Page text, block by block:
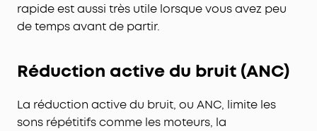
rapide est aussi très utile lorsque vous avez peu
de temps avant de partir.
Réduction active du bruit (ANC)
La réduction active du bruit, ou ANC, limite les
sons répétitifs comme les moteurs, la